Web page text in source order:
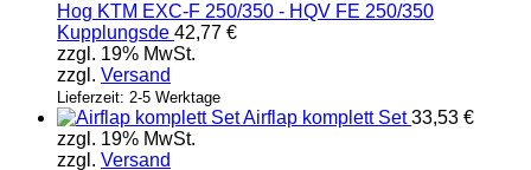
Hog KTM EXC-F 250/350 - HQV FE 250/350
Kupplungsde 42,77 €
zzgl. 19% MwSt.
zzgl. Versand
Lieferzeit: 2-5 Werktage
Airflap komplett Set 33,53 €
zzgl. 19% MwSt.
zzgl. Versand